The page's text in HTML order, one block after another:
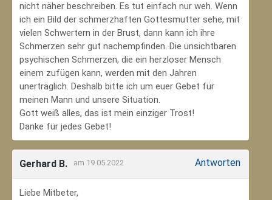
nicht näher beschreiben. Es tut einfach nur weh. Wenn
ich ein Bild der schmerzhaften Gottesmutter sehe, mit
vielen Schwertern in der Brust, dann kann ich ihre
Schmerzen sehr gut nachempfinden. Die unsichtbaren
psychischen Schmerzen, die ein herzloser Mensch
einem zufügen kann, werden mit den Jahren
unerträglich. Deshalb bitte ich um euer Gebet für
meinen Mann und unsere Situation.
Gott weiß alles, das ist mein einziger Trost!
Danke für jedes Gebet!
Gerhard B. am 19.05.2022 Antworten
Liebe Mitbeter,